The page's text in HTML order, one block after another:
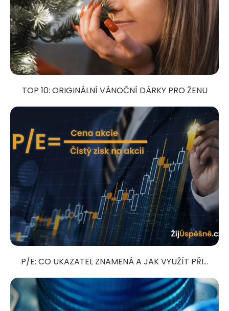
TOP 10: ORIGINÁLNÍ VÁNOČNÍ DÁRKY PRO ŽENU
P/E: CO UKAZATEL ZNAMENÁ A JAK VYUŽÍT PŘI...